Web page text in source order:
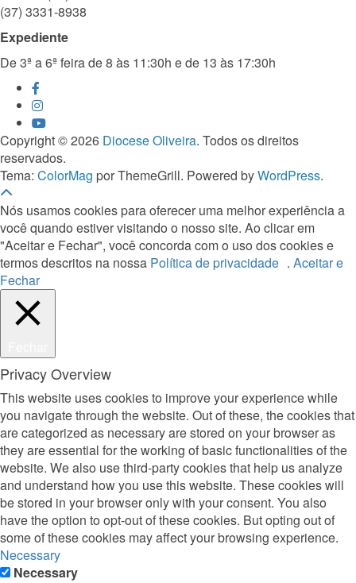
(37) 3331-8938
Expediente
De 3ª a 6ª feira de 8 às 11:30h e de 13 às 17:30h
Copyright © 2026 Diocese Oliveira. Todos os direitos
reservados.
Tema: ColorMag por ThemeGrill. Powered byWordPress.
Nós usamos cookies para oferecer uma melhor experiência a
você quando estiver visitando o nosso site. Ao clicar em
"Aceitar e Fechar", você concorda com o uso dos cookies e
termos descritos na nossa Política de privacidade . Aceitar e
Fechar
Privacy Overview
This website uses cookies to improve your experience while
you navigate through the website. Out of these, the cookies that
are categorized as necessary are stored on your browser as
they are essential for the working of basic functionalities of the
website. We also use third-party cookies that help us analyze
and understand how you use this website. These cookies will
be stored in your browser only with your consent. You also
have the option to opt-out of these cookies. But opting out of
some of these cookies may affect your browsing experience.
Necessary
Necessary